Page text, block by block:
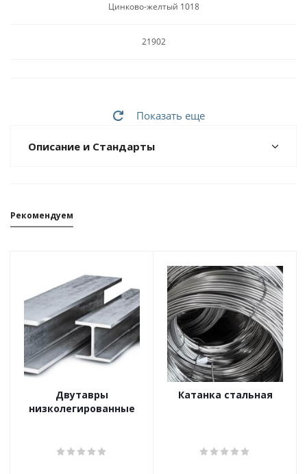
Цинково-желтый 1018
21902
Показать еще
Описание и Стандарты
Рекомендуем
Двутавры
низколегированные
Катанка стальная